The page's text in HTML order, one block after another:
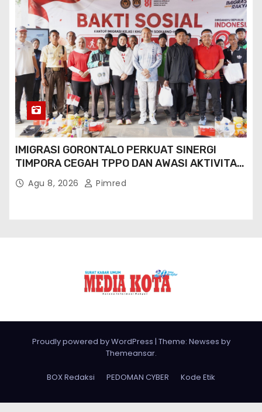
IMIGRASI GORONTALO PERKUAT SINERGI
TIMPORA CEGAH TPPO DAN AWASI AKTIVITAS
ORANG ASING DI GORONTALO UTARA
Agu 8, 2026 Pimred
Proudly powered by WordPress | Theme: Newses by
Themeansar.
BOX Redaksi PEDOMAN CYBER Kode Etik